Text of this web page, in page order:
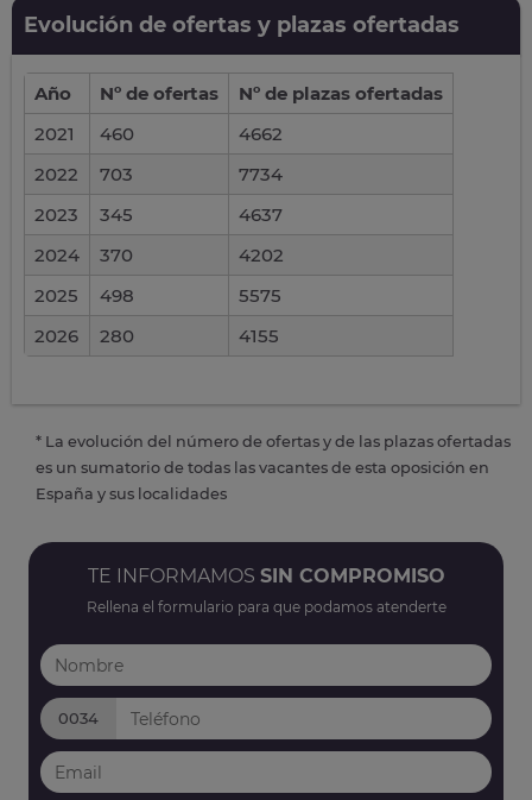
Evolución de ofertas y plazas ofertadas
Año Nº de ofertas
Nº de plazas ofertadas
2021
460
4662
2022
703
7734
2023
345
4637
2024
370
4202
2025
498
5575
2026
280 4155
* La evolución del número de ofertas y de las plazas ofertadas
es un sumatorio de todas las vacantes de esta oposición en
España y sus localidades
TE INFORMAMOS SIN COMPROMISO
Rellena el formulario para que podamos atenderte
0034